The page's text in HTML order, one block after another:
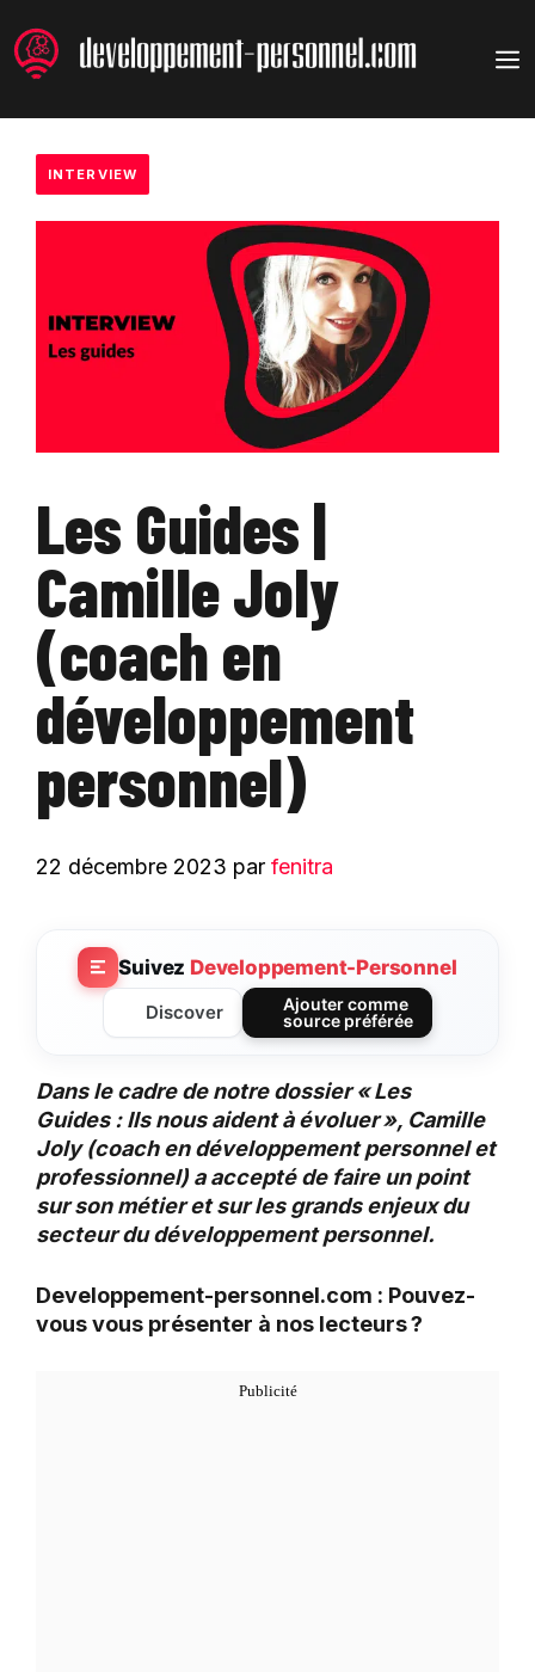
au
contenu
INTERVIEW
Les Guides |
Camille Joly
(coach en
développement
personnel)
22 décembre 2023 par fenitra
Suivez Developpement-Personnel
Discover
Ajouter comme
source préférée
Dans le cadre de notre dossier « Les
Guides : Ils nous aident à évoluer », Camille
Joly (coach en développement personnel et
professionnel) a accepté de faire un point
sur son métier et sur les grands enjeux du
secteur du développement personnel.
Developpement-personnel.com : Pouvez-
vous vous présenter à nos lecteurs ?